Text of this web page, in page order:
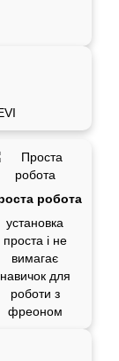
робота
установка
проста і не
вимагає
навичок для
роботи з
фреоном